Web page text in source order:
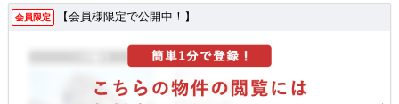
会員限定 【会員様限定で公開中！】